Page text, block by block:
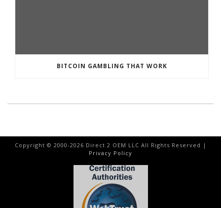
BITCOIN GAMBLING THAT WORK
Copyright © 2000-2026 Direct 2 OEM LLC All Rights Reserved |
Privacy Policy